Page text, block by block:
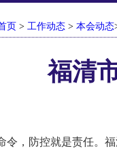
页 > 工作动态 > 本会动态
福清
令，防控就是责任。